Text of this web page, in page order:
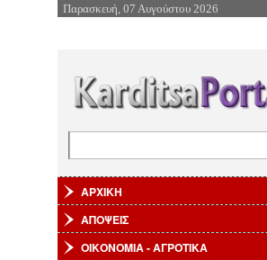
Επιστροφή στην Πλοήγηση
Παρασκευή, 07 Αυγούστου 2026
ΑΡΧΙΚΗ
ΑΠΟΨΕΙΣ
ΟΙΚΟΝΟΜΙΑ - ΑΓΡΟΤΙΚΑ